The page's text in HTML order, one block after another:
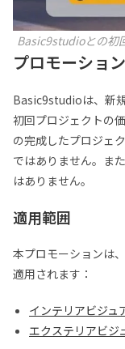
Basic9studioとの初
プロモーショ
Basic9studioは、新
初回プロジェクトの
の完成したプロジェ
ではありません。ま
はありません。
適用範囲
本プロモーションは
適用されます：
インテリアビジュ
エクステリアビジ